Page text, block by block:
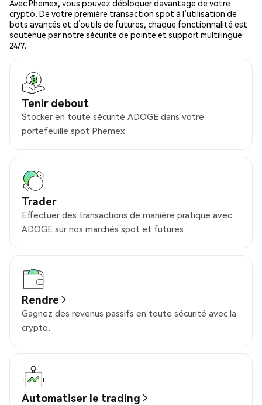
Avec Phemex, vous pouvez débloquer davantage de votre
crypto. De votre première transaction spot à l’utilisation de
bots avancés et d’outils de futures, chaque fonctionnalité est
soutenue par notre sécurité de pointe et support multilingue
24/7.
Tenir debout
Stocker en toute sécurité ADOGE dans votre
portefeuille spot Phemex
Trader
Effectuer des transactions de manière pratique avec
ADOGE sur nos marchés spot et futures
Rendre
Gagnez des revenus passifs en toute sécurité avec la
crypto.
Automatiser le trading